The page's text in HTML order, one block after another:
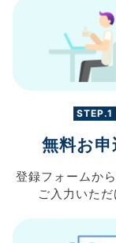
STEP.1
無料お申
登録フォームから
ご入力 いた